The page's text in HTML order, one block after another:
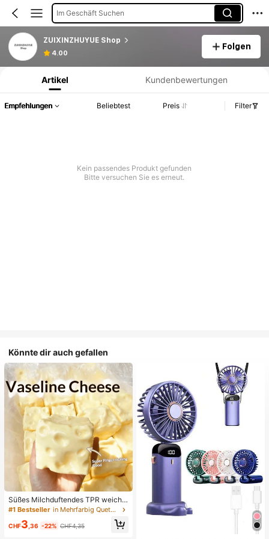
Im Geschäft Suchen
ZUIXINZHUYUE Shop
4.00
Folgen
Produktinformation: Preisangabe, Verkaufs- und Lagerbestandsdetails.
Artikel Kundenbewertungen
Empfehlungen Beliebtest Preis Filter
Kein passendes Produkt gefunden
Bitte versuchen Sie es erneut.
Könnte dir auch gefallen
Süßes Milchduftendes TPR weiche
s quetschbares Dumpling-förmiges
Stressabbau-Spielzeug, 5cm niedli
ches lustiges Quetsch-Stressabbau
#1 Bestseller in Mehrfarbig Quetschspielzeug für Teenager
CHF3 ,36 -22% CHF4,35